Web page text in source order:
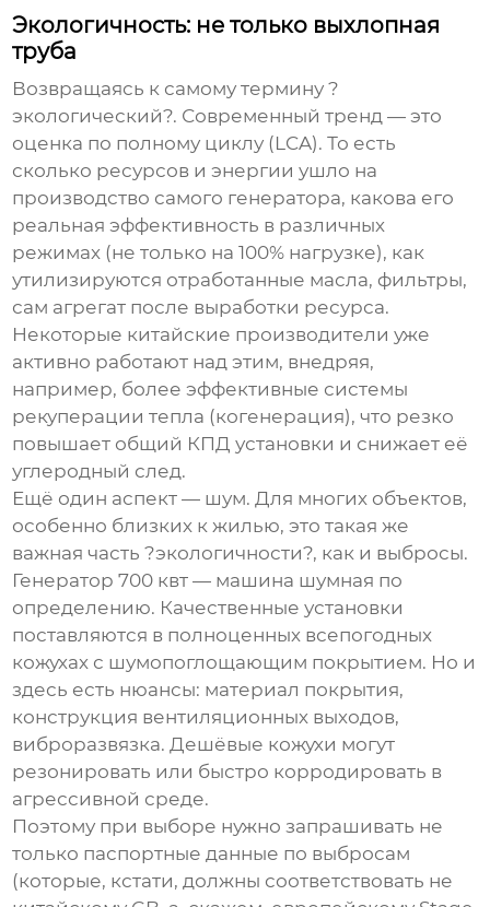
Экологичность: не только выхлопная
труба
Возвращаясь к самому термину ?
экологический?. Современный тренд — это
оценка по полному циклу (LCA). То есть
сколько ресурсов и энергии ушло на
производство самого генератора, какова его
реальная эффективность в различных
режимах (не только на 100% нагрузке), как
утилизируются отработанные масла, фильтры,
сам агрегат после выработки ресурса.
Некоторые китайские производители уже
активно работают над этим, внедряя,
например, более эффективные системы
рекуперации тепла (когенерация), что резко
повышает общий КПД установки и снижает её
углеродный след.
Ещё один аспект — шум. Для многих объектов,
особенно близких к жилью, это такая же
важная часть ?экологичности?, как и выбросы.
Генератор 700 квт — машина шумная по
определению. Качественные установки
поставляются в полноценных всепогодных
кожухах с шумопоглощающим покрытием. Но и
здесь есть нюансы: материал покрытия,
конструкция вентиляционных выходов,
виброразвязка. Дешёвые кожухи могут
резонировать или быстро корродировать в
агрессивной среде.
Поэтому при выборе нужно запрашивать не
только паспортные данные по выбросам
(которые, кстати, должны соответствовать не